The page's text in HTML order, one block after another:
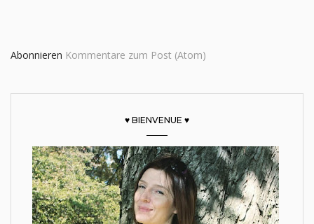
Abonnieren Kommentare zum Post (Atom)
♥ BIENVENUE ♥